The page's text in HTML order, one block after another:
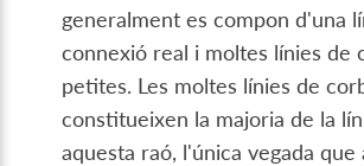
generalment es compon d'una
connexió real i moltes línies de
petites. Les moltes línies de
constitueixen la majoria de la
aquesta raó, l'única vegada que